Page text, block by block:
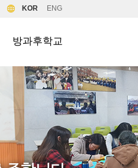
KOR ENG
방과후학교